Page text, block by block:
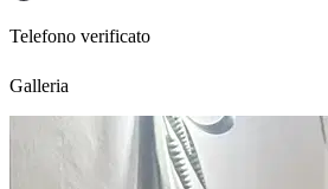
Telefono verificato
Galleria